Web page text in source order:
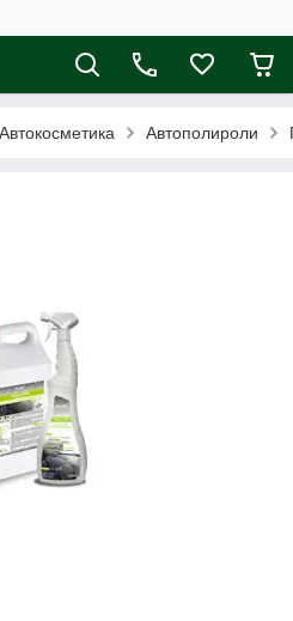
Автокосметика Автополироли